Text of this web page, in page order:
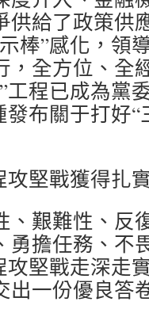
供給了政策供
棒”感化，領
，全方位、全
工程已成為黨
發布關于打好
攻堅戰獲得扎
、艱難性、反
勇擔任務、不
攻堅戰走深走
出一份優良答